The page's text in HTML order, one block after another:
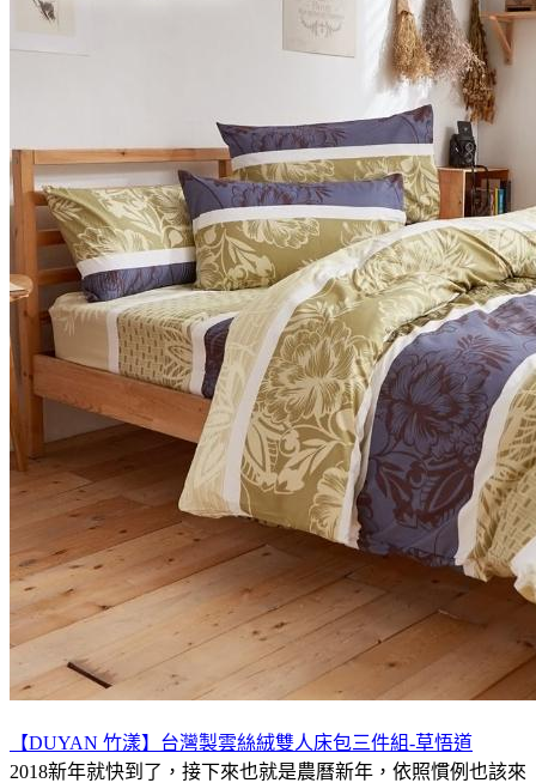
【DUYAN 竹漾】台灣製雲絲絨雙人床包三件組-草悟道
2018新年就快到了，接下來也就是農曆新年，依照慣例也該來